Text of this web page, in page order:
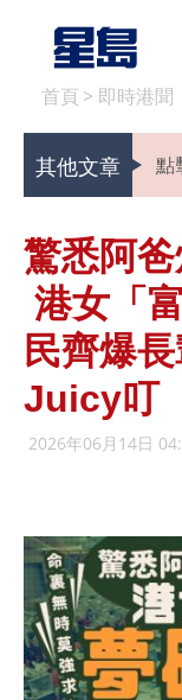
首頁 > 即時港聞
其他文章 點
驚悉阿
港女「
民齊爆
Juicy叮
2026年06月14日